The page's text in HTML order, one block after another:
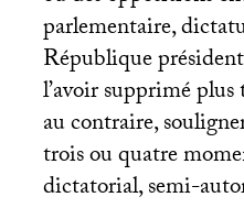
parlementaire,
République
l’avoir supprimé
au contraire,
trois ou quatre
dictatorial, semi-